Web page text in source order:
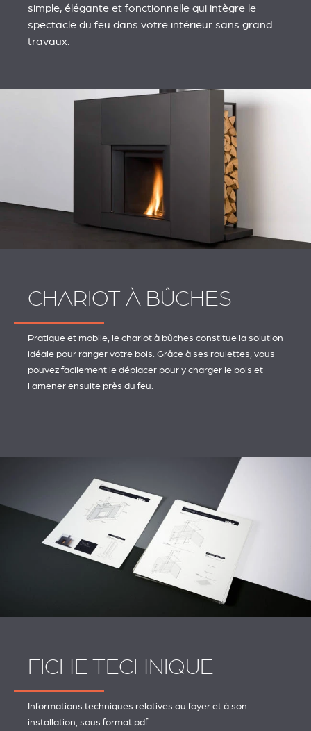
simple, élégante et fonctionnelle qui intègre le
spectacle du feu dans votre intérieur sans grand
travaux.
CHARIOT À BÛCHES
Pratique et mobile, le chariot à bûches constitue la solution
idéale pour ranger votre bois. Grâce à ses roulettes, vous
pouvez facilement le déplacer pour y charger le bois et
l'amener ensuite près du feu.
FICHE TECHNIQUE
Informations techniques relatives au foyer et à son
installation, sous format pdf